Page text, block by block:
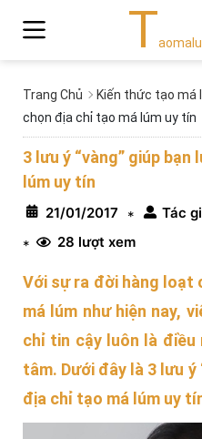
T
Trang Chủ Kiến thức tạo má
chọn địa chỉ tạo má lúm uy tín
3 lưu ý “vàng” giúp
lúm uy tín
21/01/2017 * Tác
*
28 lượt xem
Với sự ra đời hàng loạt
má lúm như hiện nay,
chỉ tin cậy luôn là điều
tâm. Dưới đây là 3 lưu ý
địa chỉ tạo má lúm uy